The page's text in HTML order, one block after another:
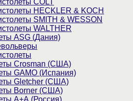
COLT
HECKLER & KOCH
SMITH & WESSON
WALTHER
ASG (Дания)
Crosman (США)
GAMO (Испания)
Gletcher (США)
Borner (США)
А+А (Россия)